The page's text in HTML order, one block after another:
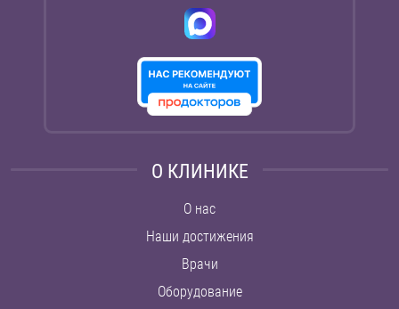
О КЛИНИКЕ
О нас
Наши достижения
Врачи
Оборудование